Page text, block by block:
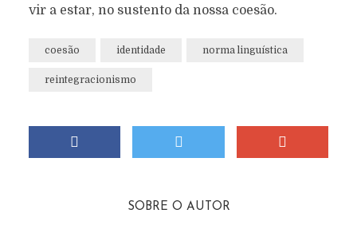
vir a estar, no sustento da nossa coesão.
coesão identidade norma linguística
reintegracionismo
SOBRE O AUTOR